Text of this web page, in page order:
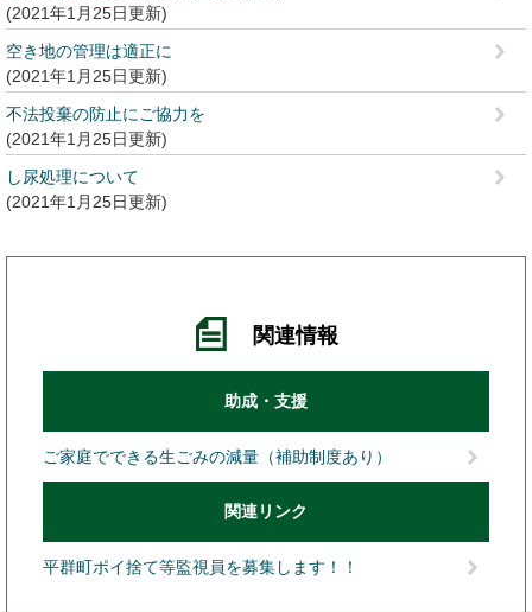
2021年1月25日更新
空き地の管理は適正に
2021年1月25日更新
不法投棄の防止にご協力を
2021年1月25日更新
し尿処理について
2021年1月25日更新
関連情報
助成・支援
ご家庭でできる生ごみの減量（補助制度あり）
関連リンク
平群町ポイ捨て等監視員を募集します！！